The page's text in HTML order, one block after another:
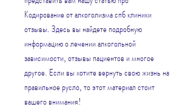
Кодирование от алкоголизма спб клиники
отзывы. Здесь вы найдете подробную
информацию о лечении алкогольной
зависимости, отзывы пациентов и многое
другое. Если вы хотите вернуть свою жизнь на
правильное русло, то этот материал стоит
вашего внимания!